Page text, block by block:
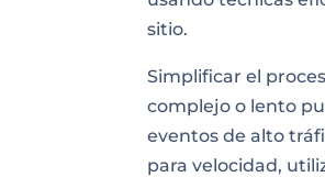
sitio.
Simplificar el
complejo o lento
eventos de alto
para velocidad,